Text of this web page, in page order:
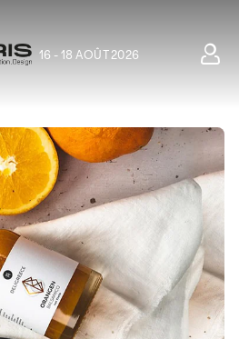
16 - 18 AOÛT 2026